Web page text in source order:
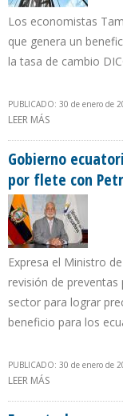
Los economistas
que genera un
la tasa de cambio
PUBLICADO: 30 de enero de
LEER MÁS
Gobierno
por flete con
Expresa el Ministro
revisión de
sector para lograr
beneficio para los
PUBLICADO: 30 de enero de
LEER MÁS